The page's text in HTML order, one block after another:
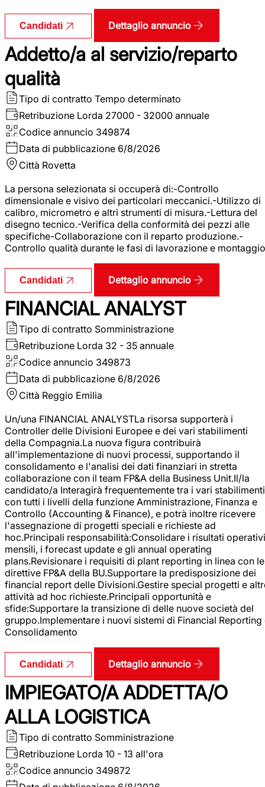
Candidati Dettaglio annuncio
Addetto/a al servizio/reparto
qualità
Tipo di contratto Tempo determinato
Retribuzione Lorda 27000 - 32000 annuale
Codice annuncio 349874
Data di pubblicazione 6/8/2026
Città Rovetta
La persona selezionata si occuperà di:-Controllo
dimensionale e visivo dei particolari meccanici.-Utilizzo di
calibro, micrometro e altri strumenti di misura.-Lettura del
disegno tecnico.-Verifica della conformità dei pezzi alle
specifiche-Collaborazione con il reparto produzione.-
Controllo qualità durante le fasi di lavorazione e
Candidati Dettaglio annuncio
FINANCIAL ANALYST
Tipo di contratto Somministrazione
Retribuzione Lorda 32 - 35 annuale
Codice annuncio 349873
Data di pubblicazione 6/8/2026
Città Reggio Emilia
Un/una FINANCIAL ANALYSTLa risorsa supporterà i
Controller delle Divisioni Europee e dei vari stabilimenti
della Compagnia.La nuova figura contribuirà
all'implementazione di nuovi processi, supportando il
consolidamento e l'analisi dei dati finanziari in stretta
collaborazione con il team FP&A della Business Unit.Il/la
candidato/a Interagirà frequentemente tra i vari stabilimenti
con tutti i livelli della funzione Amministrazione, Finanza e
Controllo (Accounting & Finance), e potrà inoltre ricevere
l'assegnazione di progetti speciali e richieste ad
hoc.Principali responsabilità:Consolidare i risultati operativi
mensili, i forecast update e gli annual operating
plans.Revisionare i requisiti di plant reporting in linea con le
direttive FP&A della BU.Supportare la predisposizione dei
financial report delle Divisioni.Gestire special progetti e
attività ad hoc richieste.Principali opportunità e
sfide:Supportare la transizione di delle nuove società del
gruppo.Implementare i nuovi sistemi di Financial Reporting
Consolidamento
Candidati Dettaglio annuncio
IMPIEGATO/A ADDETTA/O
ALLA LOGISTICA
Tipo di contratto Somministrazione
Retribuzione Lorda 10 - 13 all'ora
Codice annuncio 349872